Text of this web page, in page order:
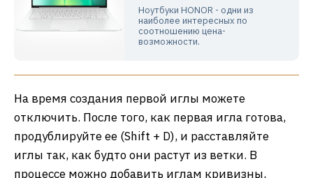
Ноутбуки HONOR - одни из
наиболее интересных по
соотношению цена-
возможности.
На время создания первой иглы можете
отключить. После того, как первая игла готова,
продублируйте ее (Shift + D), и расставляйте
иглы так, как будто они растут из ветки. В
процессе можно добавить иглам кривизны,